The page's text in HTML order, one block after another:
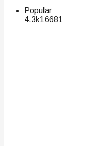
Popular
4.3k16681